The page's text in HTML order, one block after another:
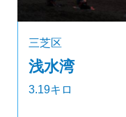
三芝区
浅水湾
3.19キロ